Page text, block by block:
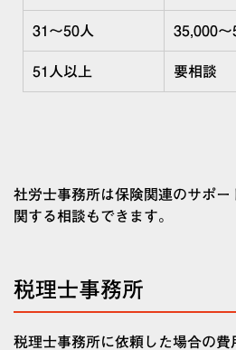
31 ～50人 35,000〜
51 人以上 要相談
社労士事務所は保険関連のサポ
関する相談もできます。
税理士事務所
税理士事務所に依頼した場合の費